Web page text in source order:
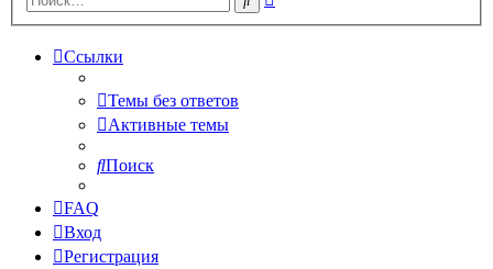
Ссылки
Темы без ответов
Активные темы
Поиск
FAQ
Вход
Регистрация